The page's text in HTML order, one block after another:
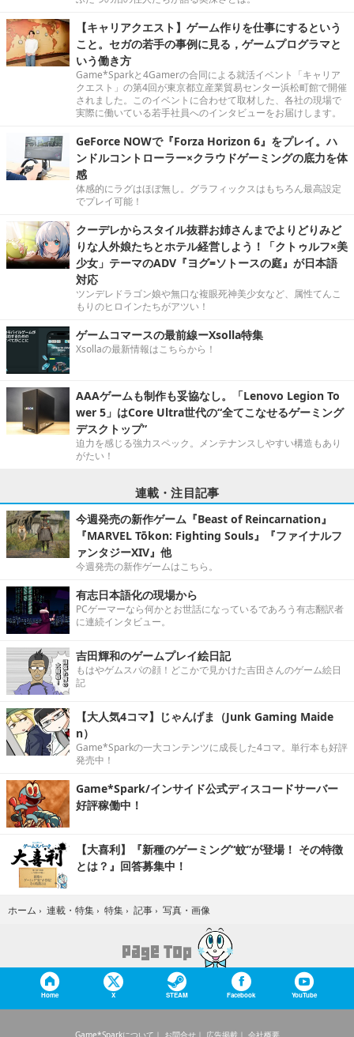
【キャリアクエスト】ゲーム作りを仕事にするという
こと。セガの若手の事例に見る，ゲームプログラマと
いう働き方
Game*Sparkと4Gamerの合同による就活イベント「キャリア
クエスト」の第4回が東京都立産業貿易センター浜松町館で開催
されました。このイベントに合わせて取材した、各社の現場で
実際に働いている若手社員へのインタビューをお届けします。
GeForce NOWで『Forza Horizon 6』をプレイ。ハ
ンドルコントローラー×クラウドゲーミングの底力を体
感
体感的にラグはほぼ無し。グラフィックスはもちろん最高設定
でプレイ可能！
クーデレからスタイル抜群お姉さんまでよりどりみど
りな人外娘たちとホテル経営しよう！「クトゥルフ×美
少女」テーマのADV『ヨグ=ソトースの庭』が日本語
対応
ツンデレドラゴン娘や無口な複眼死神美少女など、属性てんこ
もりのヒロインたちがアツい！
ゲームコマースの最前線ーXsolla特集
Xsollaの最新情報はこちらから！
AAAゲームも制作も妥協なし。「Lenovo Legion To
wer 5」はCore Ultra世代の“全てこなせるゲーミング
デスクトップ”
迫力を感じる強力スペック。メンテナンスしやすい構造もあり
がたい！
連載・注目記事
今週発売の新作ゲーム『Beast of Reincarnation』
『MARVEL Tōkon: Fighting Souls』『ファイナルフ
ァンタジーXIV』他
今週発売の新作ゲームはこちら。
有志日本語化の現場から
PCゲーマーなら何かとお世話になっているであろう有志翻訳者
に連続インタビュー。
吉田輝和のゲームプレイ絵日記
もはやゲムスパの顔！どこかで見かけた吉田さんのゲーム絵日
記
【大人気4コマ】じゃんげま（Junk Gaming Maide
n）
Game*Sparkの一大コンテンツに成長した4コマ。単行本も好評
発売中！
Game*Spark/インサイド公式ディスコードサーバー
好評稼働中！
【大喜利】『新種のゲーミング“蚊”が登場！ その特徴
とは？』回答募集中！
ホーム › 連載・特集 › 特集 › 記事 › 写真・画像
Home X STEAM Facebook YouTube
Game*Sparkについて お問合せ 広告掲載 会社概要